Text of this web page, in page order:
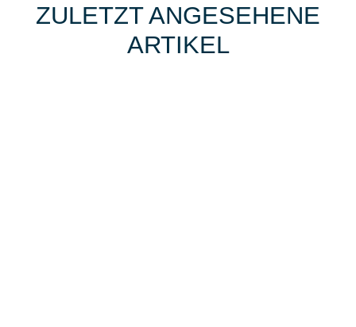
ZULETZT ANGESEHENE
ARTIKEL